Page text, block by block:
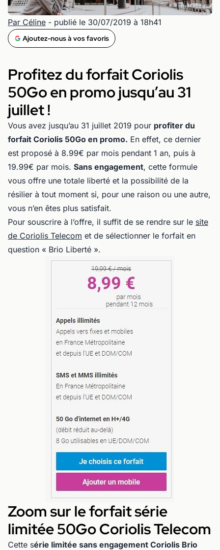
Par Céline - publié le 30/07/2019 à 18h41
Ajoutez-nous à vos favoris
Profitez du forfait Coriolis
50Go en promo jusqu’au 31
juillet !
Vous avez jusqu’au 31 juillet 2019 pour profiter du
forfait Coriolis 50Go en promo. En effet, ce dernier
est proposé à 8.99€ par mois pendant 1 an, puis à
19.99€ par mois. Sans engagement, cette formule
vous offre une totale liberté et la possibilité de la
résilier à tout moment si, pour une raison ou une autre,
vous n’en êtes plus satisfait.
Pour souscrire à l’offre, il suffit de se rendre sur le site
de Coriolis Telecom et de sélectionner le forfait en
question « Brio Liberté ».
Zoom sur le forfait série
limitée 50Go Coriolis Telecom
Cette série limitée sans engagement Coriolis Brio